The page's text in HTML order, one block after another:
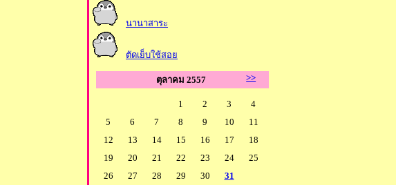
นานาสาระ
ตัดเย็บใช้สอ
ตุลาคม 2557 >>
1 2 3
4
5
6 7 8 9 10
11
12
13 14 15 16 17
18
19
20 21 22 23 24
25
26
27 28 29 30 31